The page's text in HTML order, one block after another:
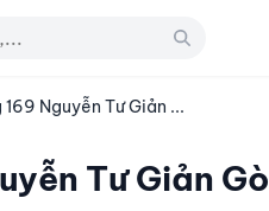
Nguyễn Tư Giản ...
Tư Giản Gò